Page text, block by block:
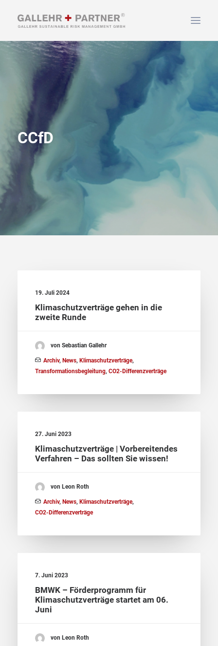
NEWS & INFOS
KONTAKT
CCfD
19. Juli 2024
Klimaschutzverträge gehen in die
zweite Runde
von Sebastian Gallehr
Archiv, News, Klimaschutzverträge,
Transformationsbegleitung, CO2-Differenzverträge
27. Juni 2023
Klimaschutzverträge | Vorbereitendes
Verfahren – Das sollten Sie wissen!
von Leon Roth
Archiv, News, Klimaschutzverträge,
CO2-Differenzverträge
7. Juni 2023
BMWK – Förderprogramm für
Klimaschutzverträge startet am 06.
Juni
von Leon Roth